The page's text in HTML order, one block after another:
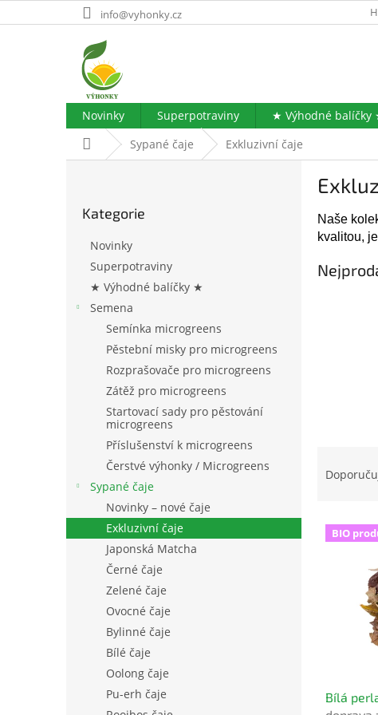
na
info@vyhonky.cz
Novinky Superpotraviny ★ Výhodné balíčky
Domů Sypané čaje Exkluzivní čaje
kategorie
Kategorie
Novinky
Superpotraviny
★ Výhodné balíčky ★
Semena
Semínka microgreens
Pěstební misky pro microgreens
Rozprašovače pro microgreens
Zátěž pro microgreens
Startovací sady pro pěstování
microgreens
Příslušenství k microgreens
Čerstvé výhonky / Microgreens
Sypané čaje
Novinky – nové čaje
Exkluzivní čaje
Japonská Matcha
Černé čaje
Zelené čaje
Ovocné čaje
Bylinné čaje
Bílé čaje
Oolong čaje
Pu-erh čaje
Naše
kvalitou,
nV BIO
Bílá